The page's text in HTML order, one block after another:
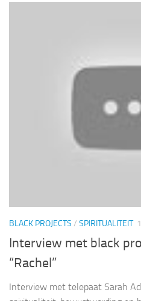
BLACK PROJECTS / SPIRITUALITEIT
Interview met black
“Rachel”
Interview met telepaat Sarah